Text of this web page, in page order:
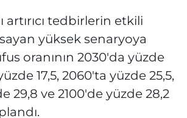
artırıcı tedbirlerin etkili
yüksek senaryoya
oranının 2030'da yüzde
17,5, 2060'ta yüzde 25,5,
29,8 ve 2100'de yüzde 28,2